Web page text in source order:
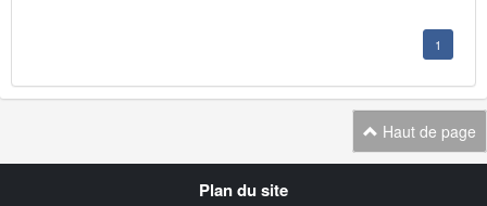
1
Haut de page
Plan du site